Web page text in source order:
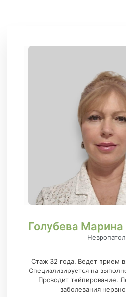
Голубева
Стаж 32 года. Ведет прием
Специализируется на
Проводит тейпирование.
заболевания